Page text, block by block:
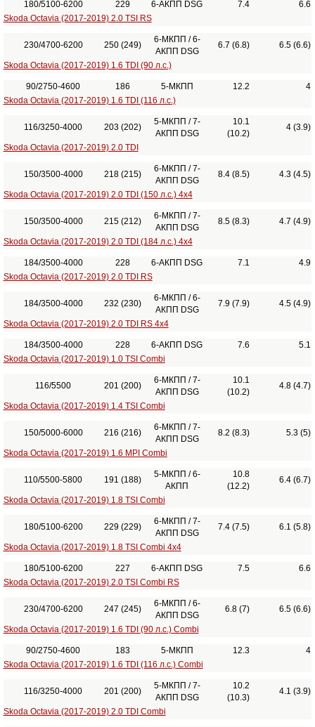
180/5100-6200 229 6-АКПП DSG 7.4
6.6
Skoda Octavia (2017-2019) 2.0 TSI RS
230/4700-6200 250 (249)
6-МКПП / 6-
АКПП DSG
6.7 (6.8) 6.5 (6.6)
Skoda Octavia (2017-2019) 1.6 TDI (90 л.с.)
90/2750-4600 186 5-МКПП 12.2
4
Skoda Octavia (2017-2019) 1.6 TDI (116 л.с.)
116/3250-4000 203 (202)
5-МКПП / 7-
АКПП DSG
10.1
(10.2)
4 (3.9)
Skoda Octavia (2017-2019) 2.0 TDI
150/3500-4000 218 (215)
6-МКПП / 7-
АКПП DSG
8.4 (8.5) 4.3 (4.5)
Skoda Octavia (2017-2019) 2.0 TDI (150 л.с.) 4x4
150/3500-4000 215 (212)
6-МКПП / 7-
АКПП DSG
8.5 (8.3) 4.7 (4.9)
Skoda Octavia (2017-2019) 2.0 TDI (184 л.с.) 4x4
184/3500-4000 228 6-АКПП DSG 7.1
4.9
Skoda Octavia (2017-2019) 2.0 TDI RS
184/3500-4000 232 (230)
6-МКПП / 6-
АКПП DSG
7.9 (7.9) 4.5 (4.9)
Skoda Octavia (2017-2019) 2.0 TDI RS 4x4
184/3500-4000 228 6-АКПП DSG 7.6
5.1
Skoda Octavia (2017-2019) 1.0 TSI Combi
116/5500 201 (200)
6-МКПП / 7-
АКПП DSG
10.1
(10.2)
4.8 (4.7)
Skoda Octavia (2017-2019) 1.4 TSI Combi
150/5000-6000 216 (216)
6-МКПП / 7-
АКПП DSG
8.2 (8.3) 5.3 (5)
Skoda Octavia (2017-2019) 1.6 MPI Combi
110/5500-5800 191 (188)
5-МКПП / 6-
АКПП
10.8
(12.2)
6.4 (6.7)
Skoda Octavia (2017-2019) 1.8 TSI Combi
180/5100-6200 229 (229)
6-МКПП / 7-
АКПП DSG
7.4 (7.5) 6.1 (5.8)
Skoda Octavia (2017-2019) 1.8 TSI Combi 4x4
180/5100-6200 227 6-АКПП DSG 7.5
6.6
Skoda Octavia (2017-2019) 2.0 TSI Combi RS
230/4700-6200 247 (245)
6-МКПП / 6-
АКПП DSG
6.8 (7) 6.5 (6.6)
Skoda Octavia (2017-2019) 1.6 TDI (90 л.с.) Combi
90/2750-4600 183 5-МКПП 12.3
4
Skoda Octavia (2017-2019) 1.6 TDI (116 л.с.) Combi
116/3250-4000 201 (200)
5-МКПП / 7-
АКПП DSG
10.2
(10.3)
4.1 (3.9)
Skoda Octavia (2017-2019) 2.0 TDI Combi